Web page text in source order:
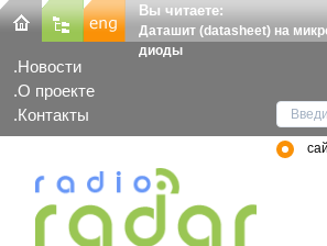
Вы читаете:
Даташит (datasheet) на
диоды
Новости
О проекте
Контакты